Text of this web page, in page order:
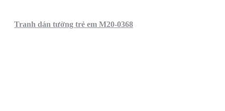
Tranh dán tường trẻ em M20-0368